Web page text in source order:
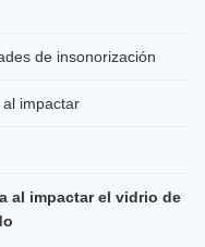
de insonorización
impactar
al impactar el vidrio de